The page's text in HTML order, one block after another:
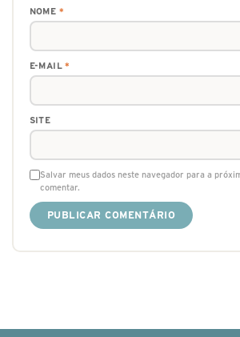
NOME *
E-MAIL*
SITE
Salvar meus dados neste navegador para a
comentar.